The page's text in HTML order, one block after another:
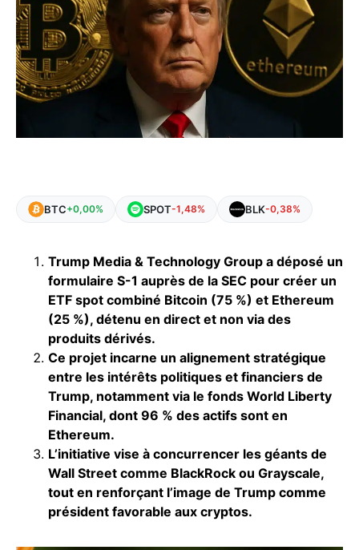
BTC+0,00% SPOT-1,48% BLK-0,38%
Trump Media & Technology Group a déposé un
formulaire S-1 auprès de la SEC pour créer un
ETF spot combiné Bitcoin (75 %) et Ethereum
(25 %), détenu en direct et non via des
produits dérivés.
Ce projet incarne un alignement stratégique
entre les intérêts politiques et financiers de
Trump, notamment via le fonds World Liberty
Financial, dont 96 % des actifs sont en
Ethereum.
L’initiative vise à concurrencer les géants de
Wall Street comme BlackRock ou Grayscale,
tout en renforçant l’image de Trump comme
président favorable aux cryptos.